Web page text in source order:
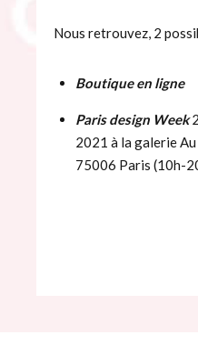
Nous retrouvez, 2
Boutique en ligne
Paris design Week
2021 à la galerie
75006 Paris (10h-